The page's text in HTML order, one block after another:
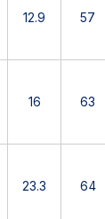
57
12.9
63
16
64
23.3